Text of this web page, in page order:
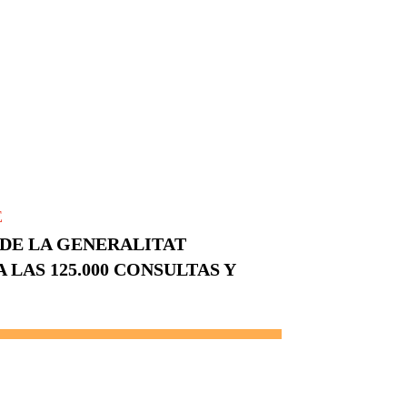
LA GENERALITAT
125.000 CONSULTAS Y